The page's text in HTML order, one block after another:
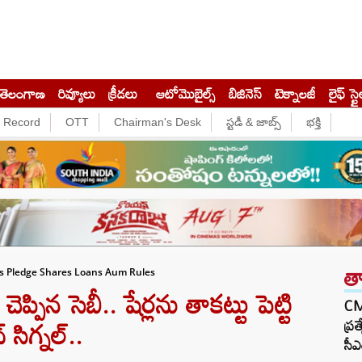
తెలంగాణ రివ్యూలు క్రీడలు ఆటోమొబైల్స్ బిజినెస్‌ టెక్నాలజీ లైఫ్
OTT Chairman's Desk స్టడీ & జాబ్స్ భక్తి
Pledge Shares Loans Aum Rules
సెబీ.. షేర్లను తాకట్టు పెట్టి
సిగ్నల్..